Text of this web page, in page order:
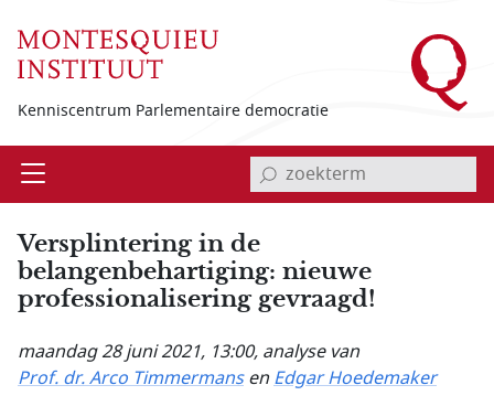
Kenniscentrum Parlementaire democratie
Open invoerveld zoekterm
Versplintering in de
belangenbehartiging: nieuwe
professionalisering gevraagd!
maandag 28 juni 2021, 13:00, analyse van
Prof. dr. Arco TimmermansenEdgar Hoedemaker